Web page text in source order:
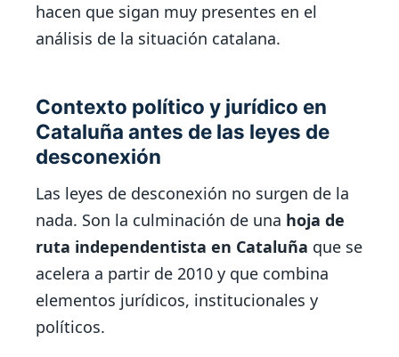
hacen que sigan muy presentes en el
análisis de la situación catalana.
Contexto político y jurídico en
Cataluña antes de las leyes de
desconexión
Las leyes de desconexión no surgen de la
nada. Son la culminación de una hoja de
ruta independentista en Cataluña que se
acelera a partir de 2010 y que combina
elementos jurídicos, institucionales y
políticos.